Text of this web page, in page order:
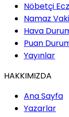
Nöbetçi
Namaz
Hava
Puan
Yayınlar
HAKKIMIZDA
Ana Sayfa
Yazarlar